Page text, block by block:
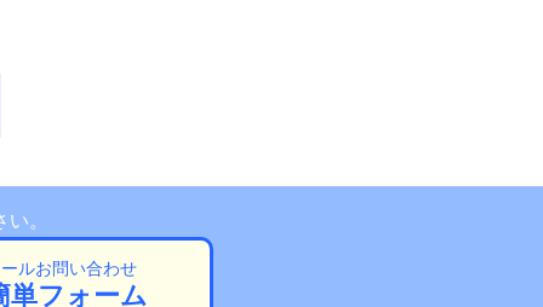
。
ルお問い合わせ
単フォーム